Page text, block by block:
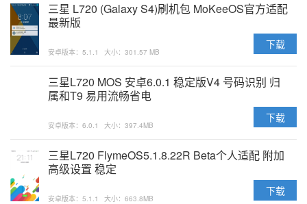
三星 L720 (Galaxy S4)刷机包 MoKeeOS官方适配
最新版
安卓版本：5.1.1 大小：301.57 MB
下载
三星L720 MOS 安卓6.0.1 稳定版V4 号码识别 归
属和T9 易用流畅省电
安卓版本：6.0.1 大小：397.4MB
下载
三星L720 FlymeOS5.1.8.22R Beta个人适配 附加
高级设置 稳定
安卓版本：5.1.1 大小：663.8MB
下载